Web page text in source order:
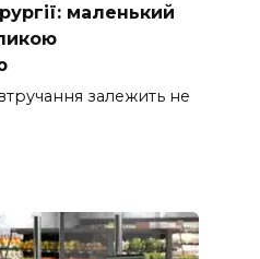
маленький
залежить не